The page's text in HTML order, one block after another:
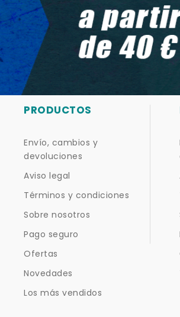
PRODUCTOS
Envío, cambios y
devoluciones
Aviso legal
Términos y condiciones
Sobre nosotros
Pago seguro
Ofertas
Novedades
Los más vendidos